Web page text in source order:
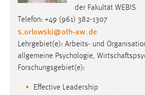
der Fakultät WEBIS
Telefon: +49 (961) 382-1307
s.orlowski@oth-aw.de
Lehrgebiet(e): Arbeits- und
allgemeine Psychologie,
Forschungsgebiet(e):
Effective Leadership
Chat
Name:
MibewSessionID, MIBEW_UserID,
chat-frame-style-5e9dbeb1811c0446
Zweck: